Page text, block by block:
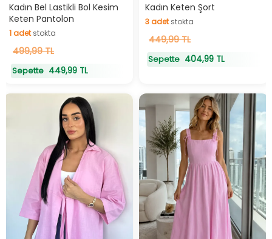
Kadın Bel Lastikli Bol Kesim
Keten Pantolon
1adetstokta
1 adetstokta
499,99 TL
Sepette 449,99 TL
Kadın Keten Şort
3adet stokta
3 adetstokta
449,99 TL
Sepette 404,99 TL